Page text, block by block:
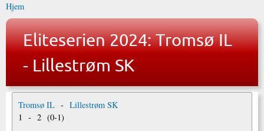
Hjem
Eliteserien 2024: Tromsø IL
- Lillestrøm SK
Tromsø IL - Lillestrøm SK
1 - 2 (0-1)